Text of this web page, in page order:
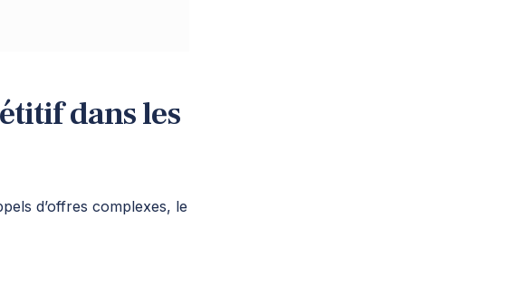
dans les
d’offres complexes, le